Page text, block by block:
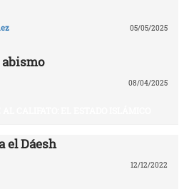
05/05/2025
abismo
08/04/2025
el Dáesh
12/12/2022